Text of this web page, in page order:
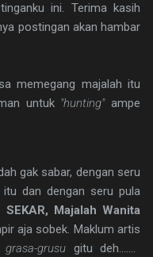
ini. Terima kasih
postingan akan hambar
memegang majalah itu
untuk"hunting"ampe
gak sabar, dengan seru
itu dan dengan seru pula
SEKAR, Majalah Wanita
aja sobek. Maklum artis
grasa-grusu gitu deh.......